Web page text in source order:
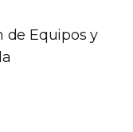
de Equipos y